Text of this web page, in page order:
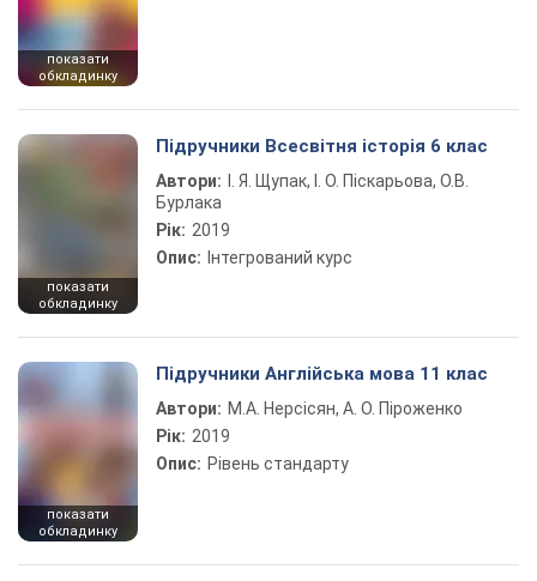
показати
обкладинку
показати
обкладинку
Підручники Всесвітня історія 6 клас
Автори:
І. Я. Щупак, І. О. Піскарьова, О.В.
Бурлака
Рік: 2019
Опис: Інтегрований курс
показати
обкладинку
Підручники Англійська мова 11 клас
Автори: М.А. Нерсісян, А. О. Піроженко
Рік: 2019
Опис: Рівень стандарту